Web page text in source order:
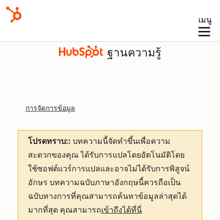
เมนู
ฐานความรู้
การจัดการข้อมูล
โปรดทราบ:: บทความนี้จัดทำขึ้นเพื่อความ
สะดวกของคุณได้รับการแปลโดยอัตโนมัติโดย
ใช้ซอฟต์แวร์การแปลและอาจไม่ได้รับการพิสูจน์
อักษร บทความฉบับภาษาอังกฤษนี้ควรถือเป็น
ฉบับทางการที่คุณสามารถค้นหาข้อมูลล่าสุดได้
มากที่สุด คุณสามารถเข้าถึงได้ที่นี่